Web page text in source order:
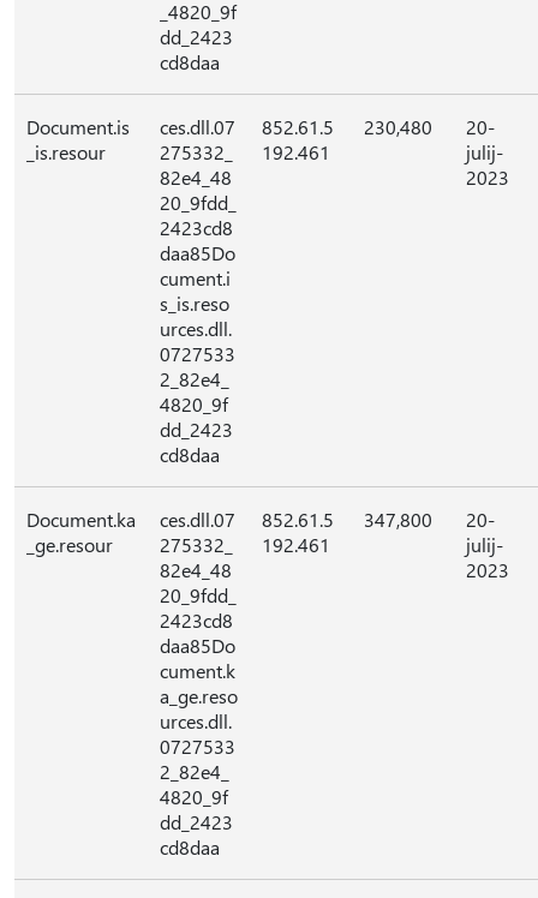
_4820_9f
dd_2423
cd8daa
Document.is
_is.resour
ces.dll.07
275332_
82e4_48
20_9fdd_
2423cd8
daa85Do
cument.i
s_is.reso
urces.dll.
0727533
2_82e4_
4820_9f
dd_2423
cd8daa
852.61.5
192.461
230,480
20-
julij-
2023
Document.ka
_ge.resour
ces.dll.07
275332_
82e4_48
20_9fdd_
2423cd8
daa85Do
cument.k
a_ge.reso
urces.dll.
0727533
2_82e4_
4820_9f
dd_2423
cd8daa
852.61.5
192.461
347,800
20-
julij-
2023